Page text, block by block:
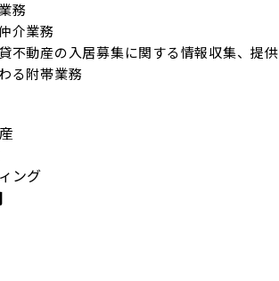
務
介業務
不動産の入居募集に関する情報収集、提供
る附帯業務
ング